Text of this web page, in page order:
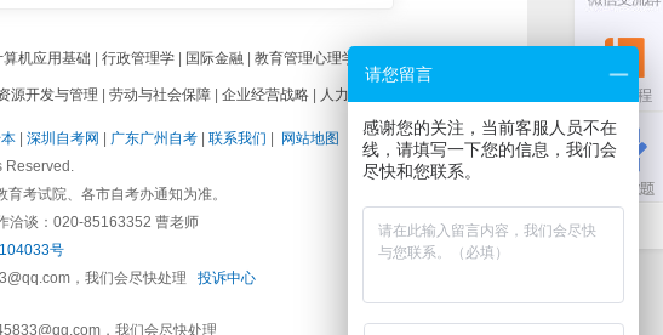
算机应用基础 行政管理学| 国际金融| 教育管理心理学
源开发与管理 劳动与社会保障| 企业经营战略| 人力资源管理（一）
深圳自考网 广东广州自考 联系我们 网站地图 地图路径|
Reserved.
考试院、各市自考办通知为准。
洽谈：020-85163352 曹老师
号
，我们会尽快处理 投诉中心
，我们会尽快处理
请您留言
感谢您的关注，当前客服人员不在
线，请填写一下您的信息，我们会
尽快和您联系。